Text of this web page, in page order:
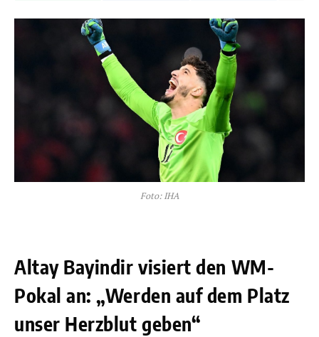
Foto: IHA
Altay Bayindir visiert den WM-
Pokal an: „Werden auf dem Platz
unser Herzblut geben“